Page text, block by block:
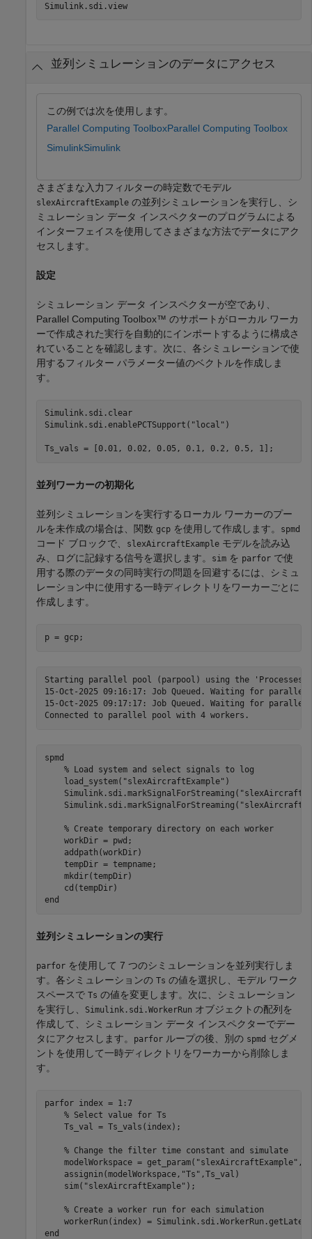
Simulink.sdi.view
並列シミュレーションのデータにアクセス
この例では次を使用します。
Parallel Computing ToolboxParallel Computing Toolbox
SimulinkSimulink
さまざまな入力フィルターの時定数でモデル
slexAircraftExample の並列シミュレーションを実行し、シ
ミュレーション データ インスペクターのプログラムによる
インターフェイスを使用してさまざまな方法でデータにアク
セスします。
設定
シミュレーション データ インスペクターが空であり、
Parallel Computing Toolbox™ のサポートがローカル ワーカ
ーで作成された実行を自動的にインポートするように構成さ
れていることを確認します。次に、各シミュレーションで使
用するフィルター パラメーター値のベクトルを作成しま
す。
Simulink.sdi.clear
Simulink.sdi.enablePCTSupport( "local" )
Ts_vals = [0.01, 0.02, 0.05, 0.1, 0.2, 0.5, 1];
並列ワーカーの初期化
並列シミュレーションを実行するローカル ワーカーのプー
ルを未作成の場合は、関数 gcp を使用して作成します。 spmd
コード ブロックで、 slexAircraftExample モデルを読み込
み、ログに記録する信号を選択します。
sim を parfor で使
用する際のデータの同時実行の問題を回避するには、シミュ
レーション中に使用する一時ディレクトリをワーカーごとに
作成します。
p = gcp;
Starting parallel pool (parpool) using the
15-Oct-2025 09:16:17: Job Queued. Waiting for
15-Oct-2025 09:17:17: Job Queued. Waiting for
spmd
% Load system and select signals to log
    load_system(
"slexAircraftExample" )
    Simulink.sdi.markSignalForStreaming(
    Simulink.sdi.markSignalForStreaming(
% Create temporary directory on each worker
    workDir = pwd;
    addpath(workDir)
    tempDir = tempname;
    mkdir(tempDir)
end
並列シミュレーションの実行
parfor を使用して 7 つのシミュレーションを並列実行しま
す。各シミュレーションの Ts の値を選択し、モデル ワーク
スペースで Ts の値を変更します。次に、シミュレーション
を実行し、
Simulink.sdi.WorkerRun オブジェクトの配列を
作成して、シミュレーション データ インスペクターでデー
タにアクセスします。
parfor ループの後、別の spmd セグメ
ントを使用して一時ディレクトリをワーカーから削除しま
す。
parfor index = 1:7
% Select value for Ts
    Ts_val = Ts_vals(index);
% Change the filter time constant and simulate
    modelWorkspace = get_param(
"slexAircraftExample" ,
    assignin(modelWorkspace,
"Ts" ,Ts_val)
    sim(
"slexAircraftExample" );
% Create a worker run for each simulation
end